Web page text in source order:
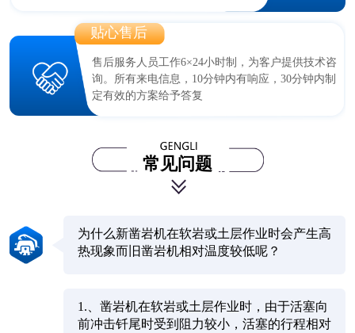
贴心售后
售后服务人员工作6×24小时制，为客户提供技术咨
询。所有来电信息，10分钟内有响应，30分钟内制
定有效的方案给予答复
常见问题
为什么新凿岩机在软岩或土层作业时会产生高
热现象而旧凿岩机相对温度较低呢？
1.、凿岩机在软岩或土层作业时，由于活塞向
前冲击钎尾时受到阻力较小，活塞的行程相对